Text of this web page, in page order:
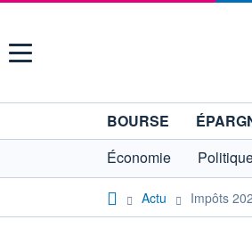
Menu
BOURSE
Économie
Actu Impôts